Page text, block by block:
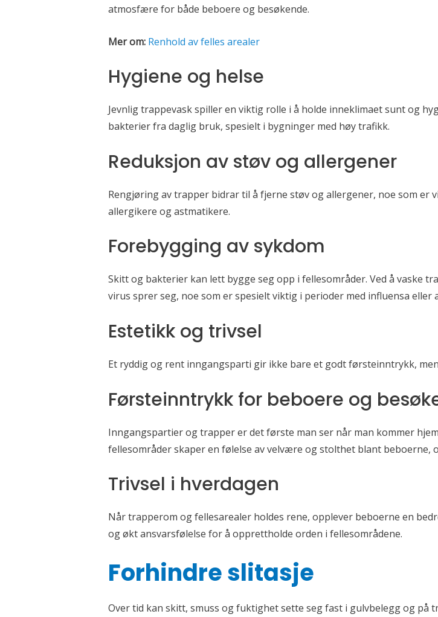
atmosfære for både beboere og besøkende.
Mer om: Renhold av felles arealer
Hygiene og helse
Jevnlig trappevask spiller en viktig rolle i å holde inneklimaet sunt og
bakterier fra daglig bruk, spesielt i bygninger med høy trafikk.
Reduksjon av støv og allergener
Rengjøring av trapper bidrar til å fjerne støv og allergener, noe som
allergikere og astmatikere.
Forebygging av sykdom
Skitt og bakterier kan lett bygge seg opp i fellesområder. Ved å vaske
virus sprer seg, noe som er spesielt viktig i perioder med influensa eller
Estetikk og trivsel
Et ryddig og rent inngangsparti gir ikke bare et godt førsteinntrykk,
Førsteinntrykk for beboere og
Inngangspartier og trapper er det første man ser når man kommer
fellesområder skaper en følelse av velvære og stolthet blant beboerne,
Trivsel i hverdagen
Når trapperom og fellesarealer holdes rene, opplever beboerne en
og økt ansvarsfølelse for å opprettholde orden i fellesområdene.
Forhindre slitasje
Over tid kan skitt, smuss og fuktighet sette seg fast i gulvbelegg og på